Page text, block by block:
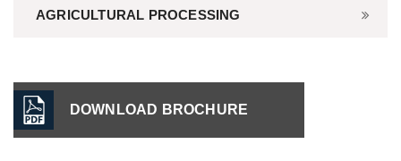
AGRICULTURAL PROCESSING
DOWNLOAD BROCHURE